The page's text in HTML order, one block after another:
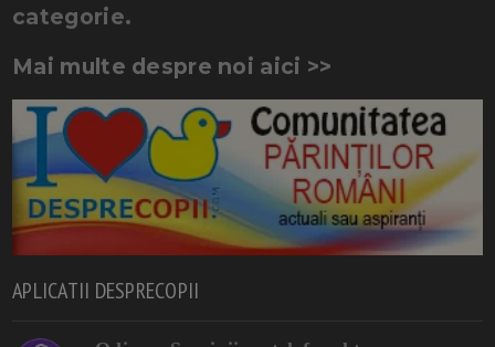
categorie.
Mai multe despre noi aici >>
APLICATII DESPRECOPII